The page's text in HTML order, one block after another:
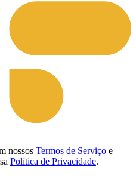
nossos Termos de Serviço e
Política de Privacidade.